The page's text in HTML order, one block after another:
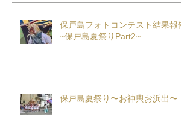
保戸島フォトコンテスト結果報告
~保戸島夏祭りPart2~
保戸島夏祭り〜お神輿お浜出〜